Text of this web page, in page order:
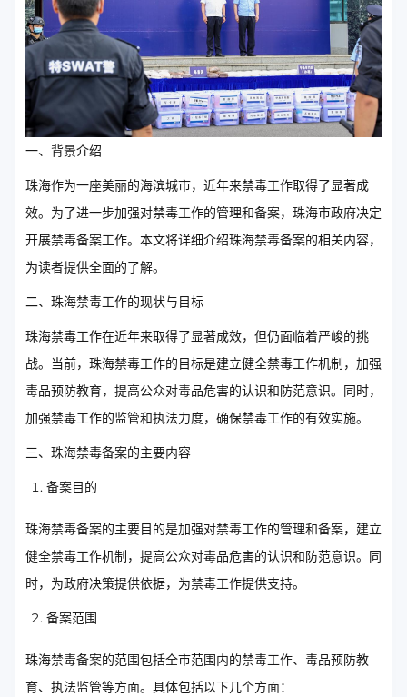
一、背景介绍
珠海作为一座美丽的海滨城市，近年来禁毒工作取得了显著成
效。为了进一步加强对禁毒工作的管理和备案，珠海市政府决定
开展禁毒备案工作。本文将详细介绍珠海禁毒备案的相关内容，
为读者提供全面的了解。
二、珠海禁毒工作的现状与目标
珠海禁毒工作在近年来取得了显著成效，但仍面临着严峻的挑
战。当前，珠海禁毒工作的目标是建立健全禁毒工作机制，加强
毒品预防教育，提高公众对毒品危害的认识和防范意识。同时，
加强禁毒工作的监管和执法力度，确保禁毒工作的有效实施。
三、珠海禁毒备案的主要内容
备案目的
珠海禁毒备案的主要目的是加强对禁毒工作的管理和备案，建立
健全禁毒工作机制，提高公众对毒品危害的认识和防范意识。同
时，为政府决策提供依据，为禁毒工作提供支持。
备案范围
珠海禁毒备案的范围包括全市范围内的禁毒工作、毒品预防教
育、执法监管等方面。具体包括以下几个方面：